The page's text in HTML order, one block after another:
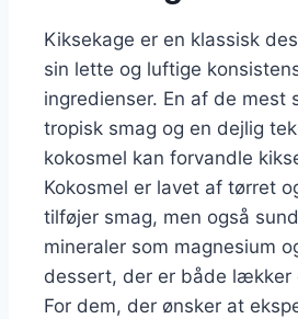
Kiksekage er en klassisk
sin lette og luftige
ingredienser. En af de
tropisk smag og en dejlig
kokosmel kan forvandle
Kokosmel er lavet af tørret
tilføjer smag, men også
mineraler som magnesium
dessert, der er både
For dem, der ønsker at